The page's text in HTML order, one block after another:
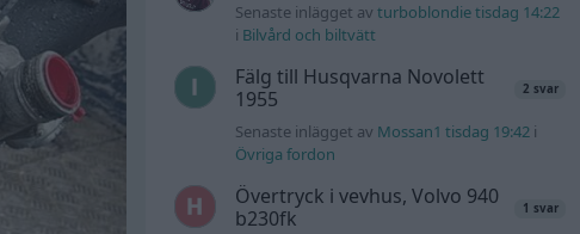
Senaste inlägget avturboblondie tisdag 14:22
i Bilvård och biltvätt
Fälg till Husqvarna Novolett
1955
2 svar
Senaste inlägget av Mossan1 tisdag 19:42 i
Övriga fordon
Övertryck i vevhus, Volvo 940
b230fk
1 svar